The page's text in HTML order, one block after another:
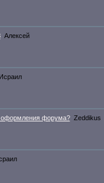
Алексей
Исраил
форума? Zeddikus